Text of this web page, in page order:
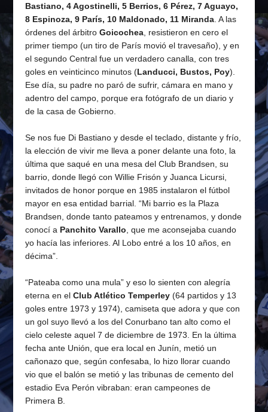
Bastiano, 4 Agostinelli, 5 Berrios, 6 Pérez, 7 Aguayo,
8 Espinoza, 9 París, 10 Maldonado, 11 Miranda . A las
órdenes del árbitro Goicochea , resistieron en cero el
primer tiempo (un tiro de París movió el travesaño), y en
el segundo Central fue un verdadero canalla, con tres
goles en veinticinco minutos (Landucci, Bustos, Poy).
Ese día, su padre no paró de sufrir, cámara en mano y
adentro del campo, porque era fotógrafo de un diario y
de la casa de Gobierno.
Se nos fue Di Bastiano y desde el teclado, distante y frío,
la elección de vivir me lleva a poner delante una foto, la
última que saqué en una mesa del Club Brandsen, su
barrio, donde llegó con Willie Frisón y Juanca Licursi,
invitados de honor porque en 1985 instalaron el fútbol
mayor en esa entidad barrial. “Mi barrio es la Plaza
Brandsen, donde tanto pateamos y entrenamos, y donde
conocí a Panchito Varallo , que me aconsejaba cuando
yo hacía las inferiores. Al Lobo entré a los 10 años, en
décima”.
“Pateaba como una mula” y eso lo sienten con alegría
eterna en elClub Atlético Temperley (64 partidos y 13
goles entre 1973 y 1974), camiseta que adora y que con
un gol suyo llevó a los del Conurbano tan alto como el
cielo celeste aquel 7 de diciembre de 1973. En la última
fecha ante Unión, que era local en Junín, metió un
cañonazo que, según confesaba, lo hizo llorar cuando
vio que el balón se metió y las tribunas de cemento del
estadio Eva Perón vibraban: eran campeones de
Primera B.